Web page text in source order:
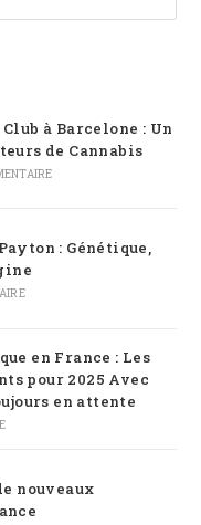
à Barcelone : Un
de Cannabis
: Génétique,
en France : Les
pour 2025 Avec
en attente
nouveaux